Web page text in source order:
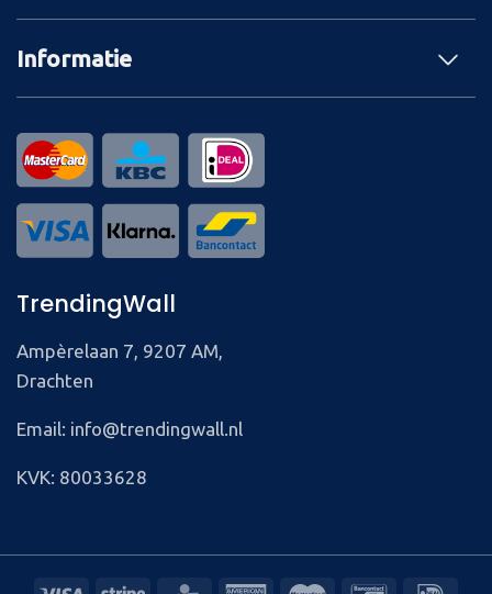
Informatie
TrendingWall
Ampèrelaan 7, 9207 AM,
Drachten
Email: info@trendingwall.nl
KVK: 80033628